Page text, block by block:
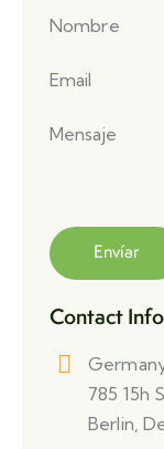
Contact Info
785 15h
Berlin,